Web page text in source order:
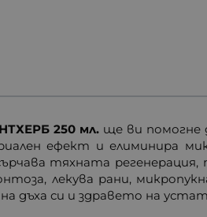
250 мл. ще ви помогне
ефект и елиминира
тяхната
лекува рани,
дъха си и здравето на